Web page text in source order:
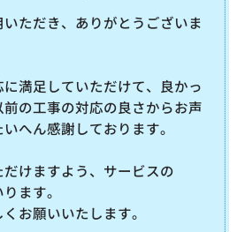
ただき、ありがとうございま
満足していただけて、良かっ
の工事の対応の良さからお声
へん感謝しております。
けますよう、サービスの
ます。
お願いいたします。